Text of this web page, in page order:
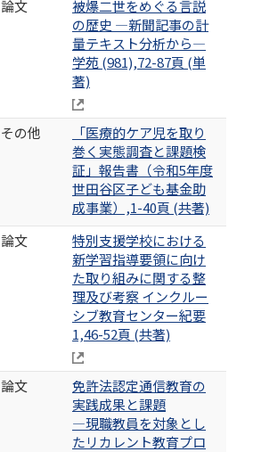
論文
被爆二世をめぐる言説
の歴史 ―新聞記事の計
量テキスト分析から―
学苑 (981),72-87頁 (単
著)
その他
「医療的ケア児を取り
巻く実態調査と課題検
証」報告書（令和5年度
世田谷区子ども基金助
成事業）,1-40頁 (共著)
論文
特別支援学校における
新学習指導要領に向け
た取り組みに関する整
理及び考察 インクルー
シブ教育センター紀要
1,46-52頁 (共著)
論文
免許法認定通信教育の
実践成果と課題
―現職教員を対象とし
たリカレント教育プロ